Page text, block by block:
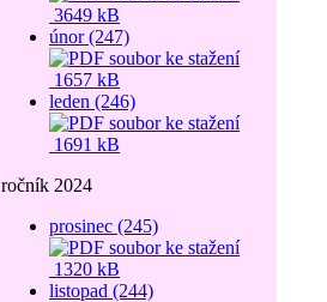
3649 kB
únor (247)
1657 kB
leden (246)
1691 kB
ročník 2024
prosinec (245)
1320 kB
listopad (244)